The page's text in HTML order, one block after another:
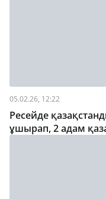
05.02.26, 12:22
Ресейде
ұшырап, 2 адам